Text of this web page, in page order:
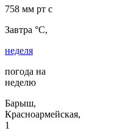
758 мм рт с
Завтра °C,
неделя
погода на
неделю
Барыш,
Красноармейская,
1